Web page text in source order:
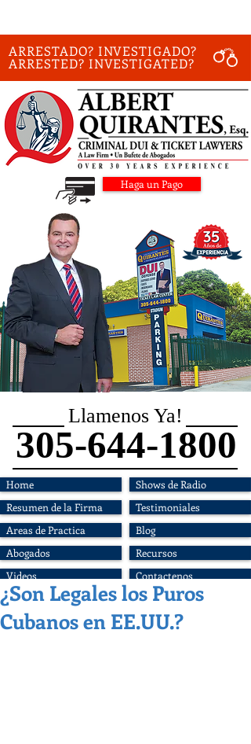
ARRESTADO? INVESTIGADO?
ARRESTED? INVESTIGATED?
Haga un Pago
Llamenos Ya!
305-644-1800
Home
Resumen de la Firma
Areas de Practica
Abogados
Videos
Shows de Radio
Testimoniales
Blog
Recursos
Contactenos
¿Son Legales los Puros
Cubanos en EE.UU.?